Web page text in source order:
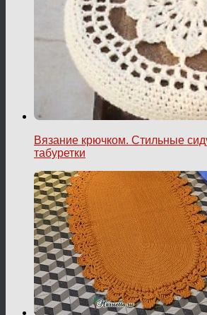
Вязание крючком. Стильные
табуретки